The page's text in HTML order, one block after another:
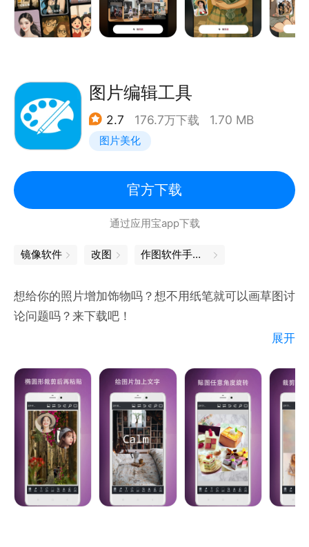
实时更新全网热门漫画滤镜，每张照片都能切换不同
“漫画画风”，细节拉满不违和。​
卖家专属 “漫画封面制作”，产品图一键变身吸睛漫画
海报，朋友圈 / 店铺引流超高效。​
• 一句话改图，全能修图超省心​
“消除背景里的路人”“给人物换 JK 制服”“让头发变成粉
更有 “图片动起来” 功能，添加动态特效让漫画角色眨
眼、律动，静态图秒变趣味小视频。​
谁都能玩的漫画创作场景​
• 个性表达：定制漫画头像，在社交平台打造专属人
设；​
图片编辑工具
2.7 176.7万下载 1.70 MB
图片美化
官方下载
通过应用宝app下载
镜像软件 改图 作图软件手机版
想给你的照片增加饰物吗？想不用纸笔就可以画草图讨
论问题吗？来下载吧！
1.给图片添加文字，可以指定文字的位置，大小，颜
色，风格，字体，并可自己添加字体，可以用来给图片
加注释，或形成图文并茂的图片。
2.给图片添加基本形状，能给图片加上圈注，符号或绘
制基本的绘画。
3.使用选择(矩形，套索, 魔棒，反选)功能可以选定要
操作的区域，然后对该区域进行拉伸，移动，旋转，镜
展开